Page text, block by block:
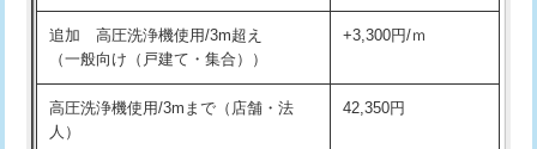
廃棄・処分
※給水管工事は20mmまでの価格です。
給水管工事※（支持金具設置) 5,500円
給水管工事※（保温材使用（バンド止
め込み）)
5,500円
追加 高圧洗浄機使用/3m超え
（一般向け（戸建て・集合））
+3,300円/ｍ
高圧洗浄機使用/3mまで（店舗・法
人）
42,350円